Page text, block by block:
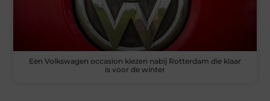
Een Volkswagen occasion kiezen nabij Rotterdam die klaar
is voor de winter